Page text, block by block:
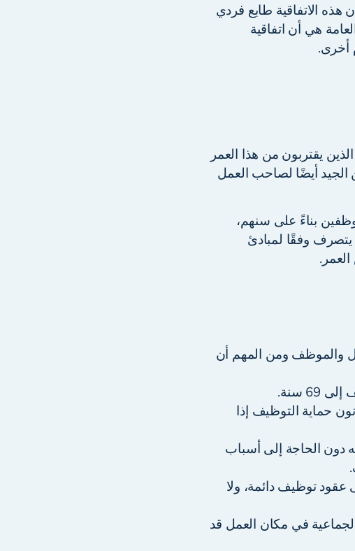
هذه الاتفاقية طابع فردي
هي أن اتفاقية
أخرى.
يقتربون من هذا العمر
بعد بلوغ سن 69 عامًا. قد يكون من الجيد أيضًا لصاحب العمل
بناءً على سنهم،
وفقًا لمبادئ
والموظف ومن المهم أن
سنة.
حماية التوظيف إذا
يمكن أن يتم فصله دون الحاجة إلى أسباب
إلى عقود توظيف دائمة، ولا
في مكان العمل قد